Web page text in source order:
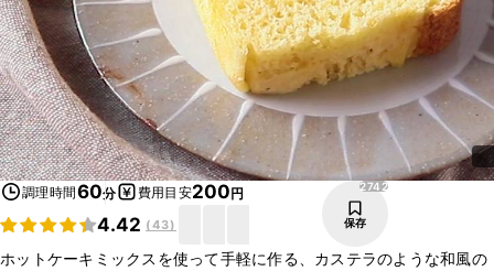
調理時間60分 費用目安200円
4.42 (43)
2742
保存
ホットケーキミックスを使って手軽に作る、カステラのような和風の